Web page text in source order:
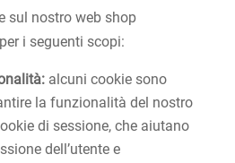
sul nostro web shop
i seguenti scopi:
alcuni cookie sono
la funzionalità del nostro
di sessione, che aiutano
dell’utente e